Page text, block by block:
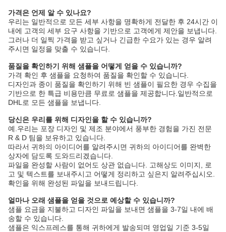
가격은 언제 알 수 있나요?
우리는 일반적으로 모든 세부 사항을 명확하게 전달한 후 24시간 이
내에 고객의 세부 요구 사항을 기반으로 고객에게 제안을 보냅니다.
그러나 더 일찍 가격을 받고 싶거나 긴급한 수요가 있는 경우 알려
주시면 일정을 맞출 수 있습니다.
품질을 확인하기 위해 샘플을 어떻게 얻을 수 있습니까?
가격 확인 후 샘플을 요청하여 품질을 확인할 수 있습니다.
디자인과 종이 품질을 확인하기 위해 빈 샘플이 필요한 경우 수집을
기반으로 한 특급 비용만큼 무료로 샘플을 제공합니다.일반적으로
DHL로 모든 샘플을 보냅니다.
당신은 우리를 위해 디자인을 할 수 있습니까?
예.우리는 포장 디자인 및 제조 분야에서 풍부한 경험을 가진 전문
R & D 팀을 보유하고 있습니다.
따라서 귀하의 아이디어를 알려주시면 귀하의 아이디어를 완벽한
상자에 담도록 도와드리겠습니다.
파일을 완성할 사람이 없어도 상관 없습니다. 고해상도 이미지, 로
고 및 텍스트를 보내주시고 어떻게 정리하고 싶은지 알려주십시오.
확인을 위해 완성된 파일을 보내드립니다.
얼마나 오래 샘플을 얻을 것으로 예상할 수 있습니까?
샘플 요금을 지불하고 디자인 파일을 보내면 샘플을 3-7일 내에 배
송할 수 있습니다.
샘플은 익스프레스를 통해 귀하에게 발송되며 영업일 기준 3-5일